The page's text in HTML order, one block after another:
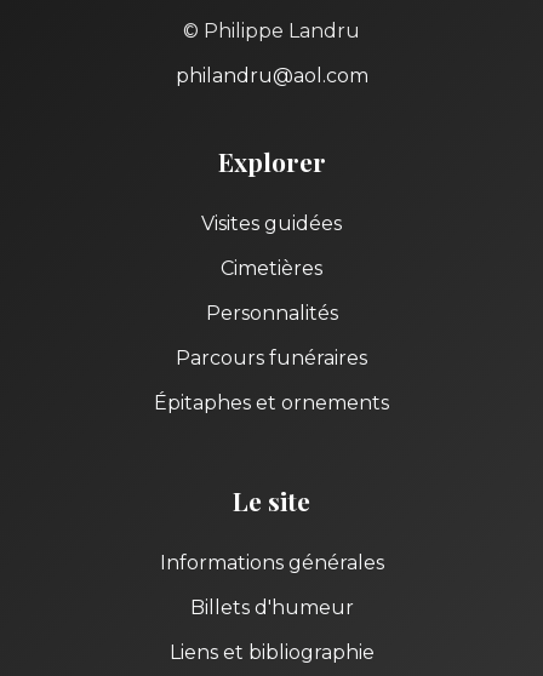
© Philippe Landru
philandru@aol.com
Explorer
Visites guidées
Cimetières
Personnalités
Parcours funéraires
Épitaphes et ornements
Le site
Informations générales
Billets d'humeur
Liens et bibliographie